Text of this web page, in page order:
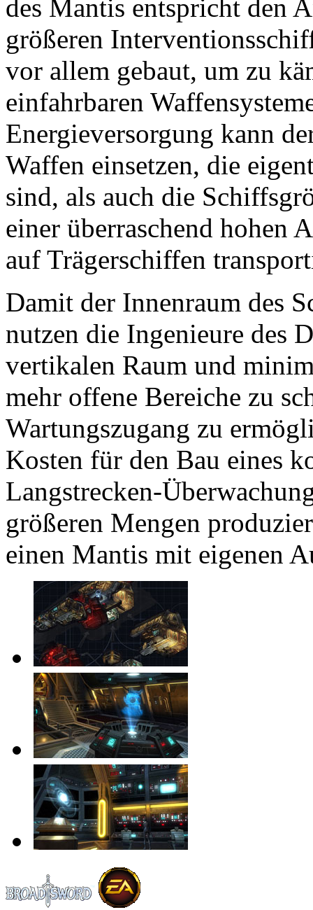
des Mantis entspricht den
größeren
vor allem gebaut, um zu
einfahrbaren
Energieversorgung kann
Waffen einsetzen, die
sind, als auch die
einer überraschend hohen
auf Trägerschiffen
Damit der Innenraum des
nutzen die Ingenieure des
vertikalen Raum und
mehr offene Bereiche zu
Wartungszugang zu
Kosten für den Bau eines
Langstrecken-
größeren Mengen
einen Mantis mit eigenen